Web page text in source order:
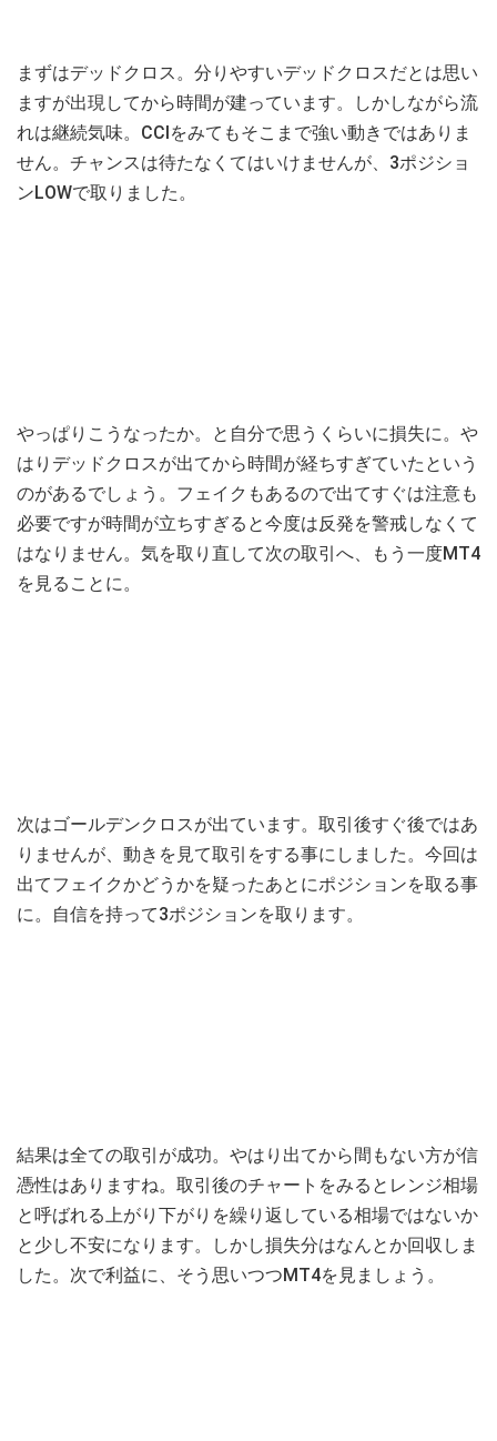
まずはデッドクロス。分りやすいデッドクロスだとは思い
ますが出現してから時間が建っています。しかしながら流
れは継続気味。CCIをみてもそこまで強い動きではありま
せん。チャンスは待たなくてはいけませんが、3ポジショ
ンLOWで取りました。
やっぱりこうなったか。と自分で思うくらいに損失に。や
はりデッドクロスが出てから時間が経ちすぎていたという
のがあるでしょう。フェイクもあるので出てすぐは注意も
必要ですが時間が立ちすぎると今度は反発を警戒しなくて
はなりません。気を取り直して次の取引へ、もう一度MT4
を見ることに。
次はゴールデンクロスが出ています。取引後すぐ後ではあ
りませんが、動きを見て取引をする事にしました。今回は
出てフェイクかどうかを疑ったあとにポジションを取る事
に。自信を持って3ポジションを取ります。
結果は全ての取引が成功。やはり出てから間もない方が信
憑性はありますね。取引後のチャートをみるとレンジ相場
と呼ばれる上がり下がりを繰り返している相場ではないか
と少し不安になります。しかし損失分はなんとか回収しま
した。次で利益に、そう思いつつMT4を見ましょう。